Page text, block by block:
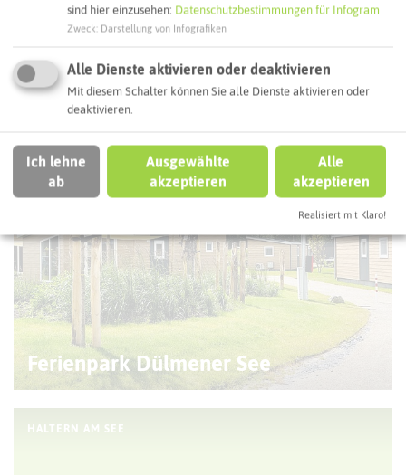
Familiensportbund Haard
Ferienpark Dülmener See
HALTERN AM SEE
sind hier einzusehen: Datenschutzbestimmungen für Infogram
Zweck Darstellung von Infografiken
Alle Dienste aktivieren oder deaktivieren
Mit diesem Schalter können Sie alle Dienste aktivieren oder
deaktivieren.
Ich lehne
ab
Ausgewählte
akzeptieren
Alle
akzeptieren
Realisiert mit Klaro!